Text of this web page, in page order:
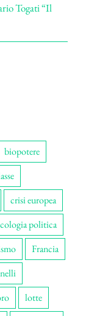
Togati “Il
biopotere
crisi europea
politica
Francia
lotte